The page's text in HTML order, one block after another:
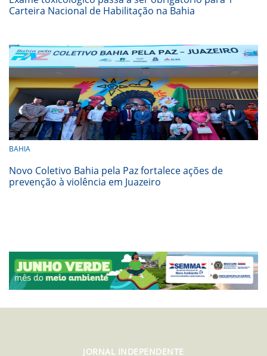
Carteira Nacional de Habilitação na Bahia
BAHIA
Novo Coletivo Bahia pela Paz fortalece ações de
prevenção à violência em Juazeiro
JORNAL INDEPENDENTE